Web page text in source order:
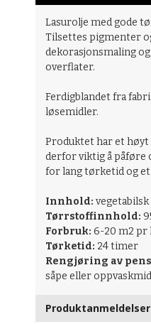
Lasurolje med gode
Tilsettes pigmenter
dekorasjonsmaling
overflater.
Ferdigblandet fra
løsemidler.
Produktet har et
derfor viktig å påføre
for lang tørketid og
Innhold: vegetabilsk
Tørrstoffinnhold:
Forbruk: 6-20 m2 pr
Tørketid: 24 timer
Rengjøring av
såpe eller